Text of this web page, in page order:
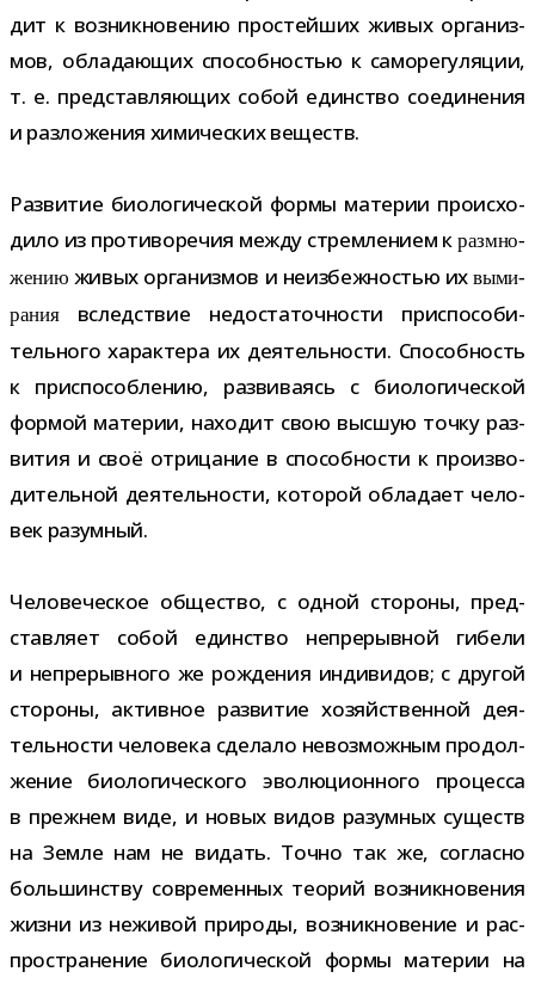
дит к воз­ник­но­ве­нию про­стей­ших живых орга­низ­
мов, обла­да­ю­щих спо­соб­но­стью к само­ре­гу­ля­ции,
т. е. пред­став­ля­ю­щих собой един­ство соеди­не­ния
и раз­ло­же­ния хими­че­ских веществ.
Развитие био­ло­ги­че­ской формы мате­рии про­ис­хо­
дило из про­ти­во­ре­чия между стрем­ле­нием краз­мно­
же­нию живых орга­низ­мов и неиз­беж­но­стью ихвыми­
ра­ниявслед­ствие недо­ста­точ­но­сти при­спо­со­би­
тель­ного харак­тера их дея­тель­но­сти. Способность
к при­спо­соб­ле­нию, раз­ви­ва­ясь с био­ло­ги­че­ской
фор­мой мате­рии, нахо­дит свою выс­шую точку раз­
ви­тия и своё отри­ца­ние в спо­соб­но­сти к про­из­во­
ди­тель­ной дея­тель­но­сти, кото­рой обла­дает чело­
век разумный.
Человеческое обще­ство, с одной сто­роны, пред­
став­ляет собой един­ство непре­рыв­ной гибели
и непре­рыв­ного же рож­де­ния инди­ви­дов; с дру­гой
сто­роны, актив­ное раз­ви­тие хозяй­ствен­ной дея­
тель­но­сти чело­века сде­лало невоз­мож­ным про­дол­
же­ние био­ло­ги­че­ского эво­лю­ци­он­ного про­цесса
в преж­нем виде, и новых видов разум­ных существ
на Земле нам не видать. Точно так же, согласно
боль­шин­ству совре­мен­ных тео­рий воз­ник­но­ве­ния
жизни из нежи­вой при­роды, воз­ник­но­ве­ние и рас­
про­стра­не­ние био­ло­ги­че­ской формы мате­рии на